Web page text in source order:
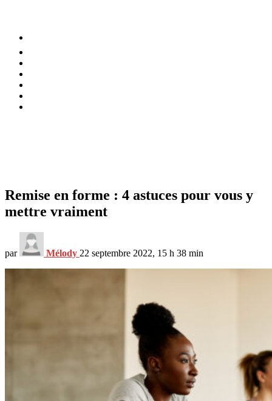
Remise en forme : 4 astuces pour vous y
mettre vraiment
par Mélody 22 septembre 2022, 15 h 38 min